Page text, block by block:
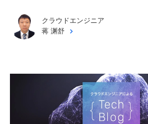
クラウドエンジニア
蒋 渊舒